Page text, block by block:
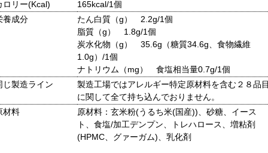
ロリー(Kcal)
165kcal/1個
養成分
たん白質（g） 2.2g/1個
脂質（g） 1.8g/1個
炭水化物（g） 35.6g（糖質34.6g、食物繊維
1.0g）/1個
ナトリウム（mg） 食塩相当量0.7g/1個
じ製造ライン
製造工場ではアレルギー特定原材料を含む２８品
に関して全て持ち込んでおりません。
材料
原材料：玄米粉(うるち米(国産))、砂糖、イース
ト、食塩/加工デンプン、トレハロース、増粘剤
(HPMC、グァーガム)、乳化剤